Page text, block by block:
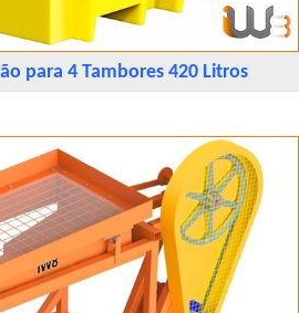
para 4 Tambores 420 Litros